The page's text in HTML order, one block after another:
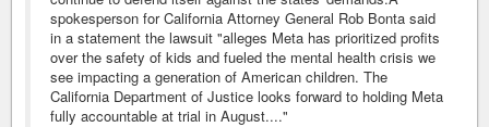
spokesperson for California Attorney General Rob Bonta said
in a statement the lawsuit "alleges Meta has prioritized profits
over the safety of kids and fueled the mental health crisis we
see impacting a generation of American children. The
California Department of Justice looks forward to holding Meta
fully accountable at trial in August...."